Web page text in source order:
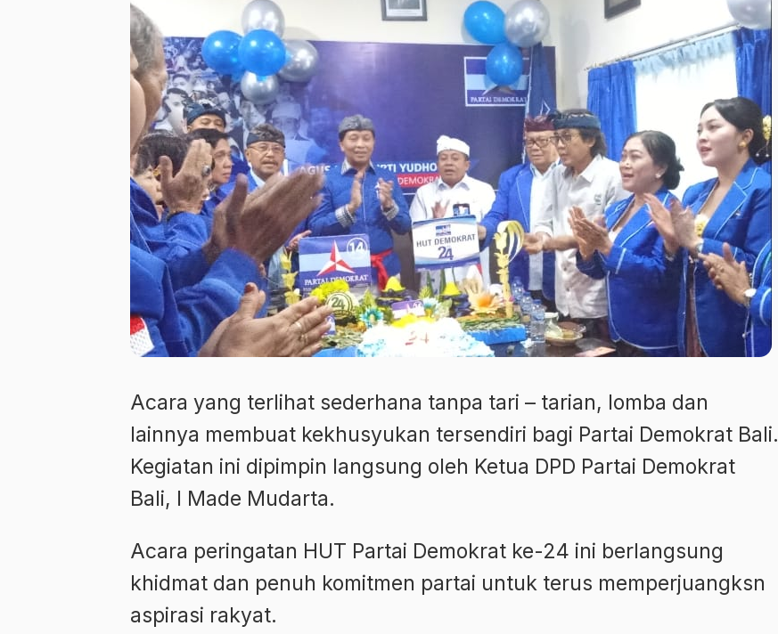
Acara yang terlihat sederhana tanpa tari – tarian, lomba dan
lainnya membuat kekhusyukan tersendiri bagi Partai Demokrat Bali.
Kegiatan ini dipimpin langsung oleh Ketua DPD Partai Demokrat
Bali, I Made Mudarta.
Acara peringatan HUT Partai Demokrat ke-24 ini berlangsung
khidmat dan penuh komitmen partai untuk terus memperjuangksn
aspirasi rakyat.